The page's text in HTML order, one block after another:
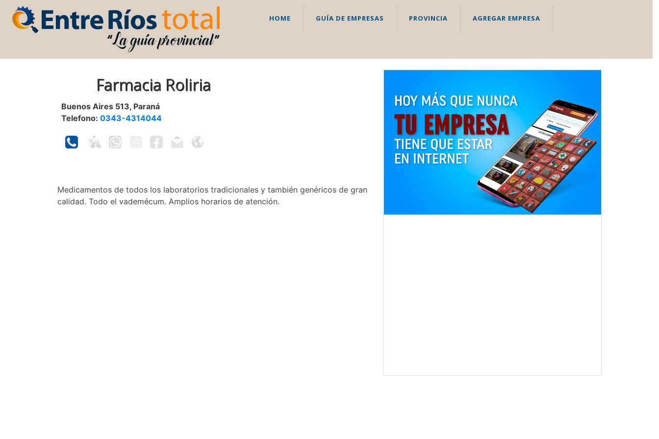
HOME GUÍA DE EMPRESAS PROVINCIA AGREGAR EMPRESA
Farmacia Roliria
Buenos Aires 513, Paraná
Telefono: 0343-4314044
Medicamentos de todos los laboratorios tradicionales y también genéricos de gran
calidad. Todo el vademécum. Amplios horarios de atención.